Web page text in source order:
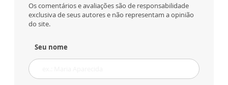
Os comentários e avaliações são de responsabilidade
exclusiva de seus autores e não representam a opinião
do site.
Seu nome